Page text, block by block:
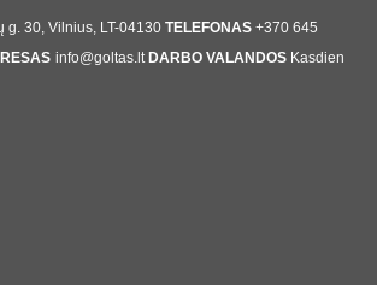
g. 30, Vilnius, LT-04130 TELEFONAS +370 645
info@goltas.lt DARBO VALANDOS Kasdien